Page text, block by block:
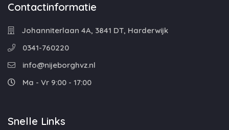
Contactinformatie
Johanniterlaan 4A, 3841 DT, Harderwijk
0341-760220
info@nijeborghvz.nl
Ma - Vr 9:00 - 17:00
Snelle Links